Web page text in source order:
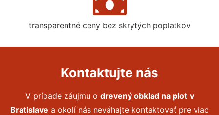
transparentné ceny bez skrytých poplatkov
Kontaktujte nás
V prípade záujmu o drevený obklad na plot v
Bratislave a okolí nás neváhajte kontaktovať pre viac